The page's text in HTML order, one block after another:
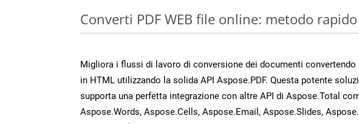
Converti PDF WEB file online: metodo
Migliora i flussi di lavoro di conversione dei documenti convertendo
in HTML utilizzando la solida API Aspose.PDF. Questa potente
supporta una perfetta integrazione con altre API di Aspose.Total
Aspose.Words, Aspose.Cells, Aspose.Email, Aspose.Slides,